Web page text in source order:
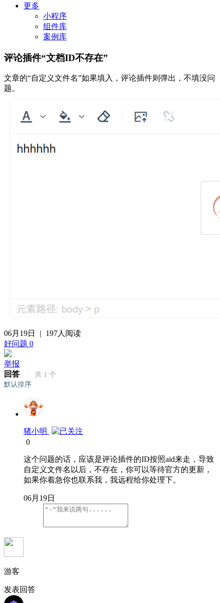
更多
小程序
组件库
案例库
评论插件“文档ID不存在”
文章的“自定义文件名”如果填入，评论插件则弹出，不填没问
题。
06月19日 |
197人阅读
好问题 0
举报
回答
共 1 个
默认排序
猪小明
0
这个问题的话，应该是评论插件的ID按照aid来走，导致
自定义文件名以后，不存在，你可以等待官方的更新，
如果你着急你也联系我，我远程给你处理下。
06月19日
游客
发表回答